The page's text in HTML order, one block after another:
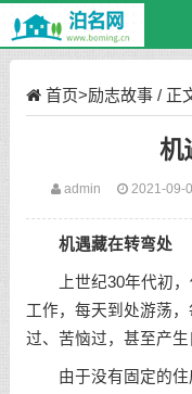
首页>励志故事/ 正
机
admin 2021-09-
机遇藏在转弯处
上世纪30年代初，
工作，每天到处游荡
过、苦恼过，甚至产生
由于没有固定的住